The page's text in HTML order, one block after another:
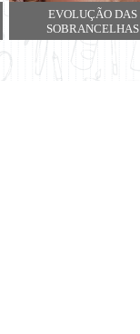
EVOLUÇÃO DAS
SOBRANCELHAS